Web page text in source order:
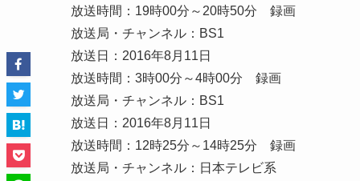
放送時間：19時00分～20時50分 録画
放送局・チャンネル：BS1
放送日：2016年8月11日
放送時間：3時00分～4時00分 録画
放送局・チャンネル：BS1
放送日：2016年8月11日
放送時間：12時25分～14時25分 録画
放送局・チャンネル：日本テレビ系